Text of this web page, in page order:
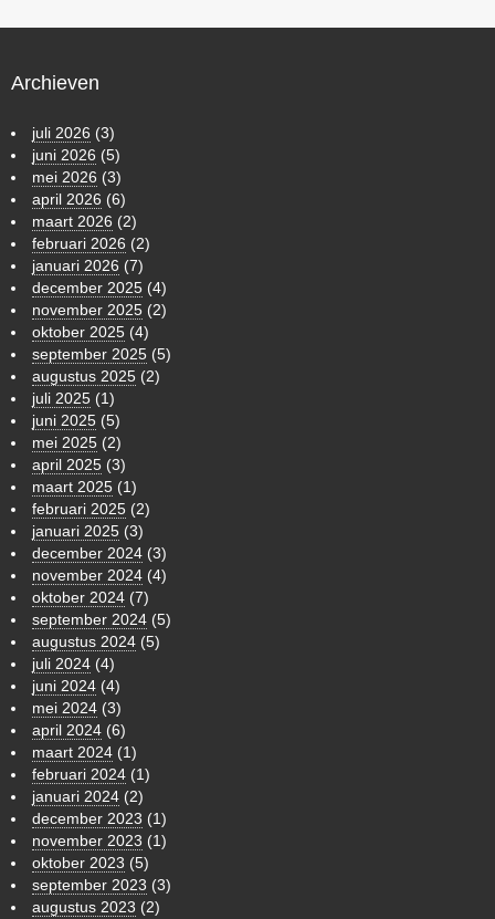
Archieven
juli 2026 (3)
juni 2026 (5)
mei 2026 (3)
april 2026 (6)
maart 2026 (2)
februari 2026 (2)
januari 2026 (7)
december 2025 (4)
november 2025 (2)
oktober 2025 (4)
september 2025 (5)
augustus 2025 (2)
juli 2025 (1)
juni 2025 (5)
mei 2025 (2)
april 2025 (3)
maart 2025 (1)
februari 2025 (2)
januari 2025 (3)
december 2024 (3)
november 2024 (4)
oktober 2024 (7)
september 2024 (5)
augustus 2024 (5)
juli 2024 (4)
juni 2024 (4)
mei 2024 (3)
april 2024 (6)
maart 2024 (1)
februari 2024 (1)
januari 2024 (2)
december 2023 (1)
november 2023 (1)
oktober 2023 (5)
september 2023 (3)
augustus 2023 (2)